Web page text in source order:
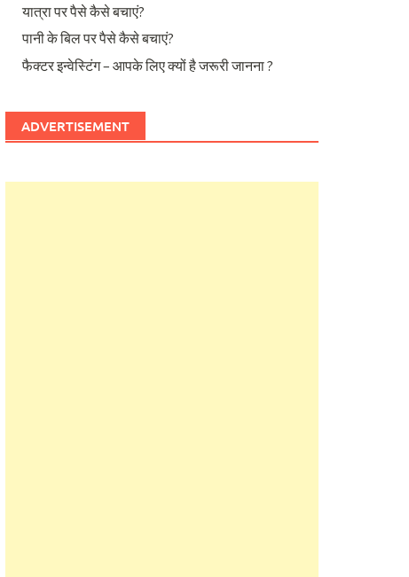
यात्रा पर पैसे कैसे बचाएं?
पानी के बिल पर पैसे कैसे बचाएं?
फैक्टर इन्वेस्टिंग – आपके लिए क्यों है जरूरी जानना ?
ADVERTISEMENT